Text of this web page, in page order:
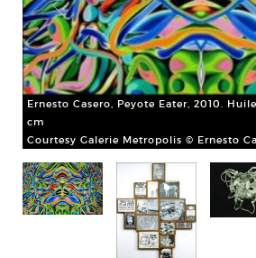
Ernesto Casero, Peyote Eater, 2010.
cm
Courtesy Galerie Metropolis © Ernesto